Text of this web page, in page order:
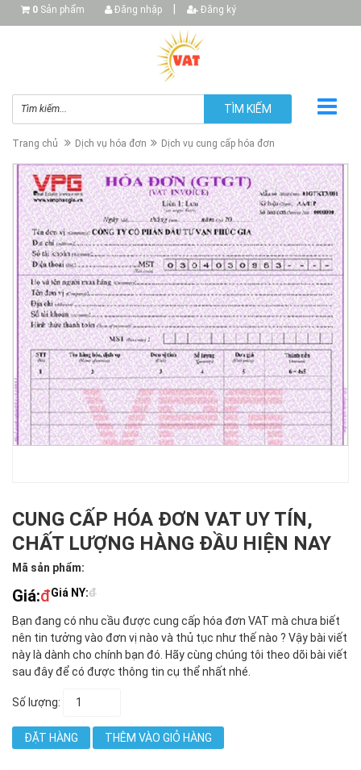
0 Sản phẩm Đăng nhập Đăng ký
TÌM KIẾM
▼
▼
▼
Trang chủ Dịch vụ hóa đơn Dịch vụ cung cấp hóa đơn
CUNG CẤP HÓA ĐƠN VAT UY TÍN,
CHẤT LƯỢNG HÀNG ĐẦU HIỆN NAY
Mã sản phẩm:
Giá:đGiá NY:đ
Bạn đang có nhu cầu được cung cấp hóa đơn VAT mà chưa biết
nên tin tưởng vào đơn vị nào và thủ tục như thế nào ? Vậy bài viết
này là dành cho chính bạn đó. Hãy cùng chúng tôi theo dõi bài viết
sau đây để có được thông tin cụ thể nhất nhé.
Số lượng:
ĐẶT HÀNG THÊM VÀO GIỎ HÀNG